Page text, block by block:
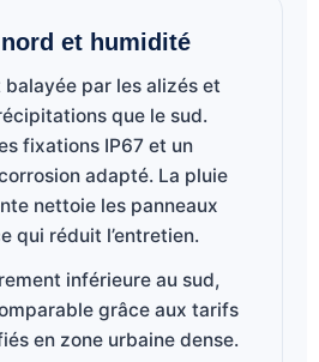
et humidité
par les alizés et
que le sud.
fixations IP67 et un
adapté. La pluie
nettoie les panneaux
qui réduit l’entretien.
inférieure au sud,
grâce aux tarifs
en zone urbaine dense.